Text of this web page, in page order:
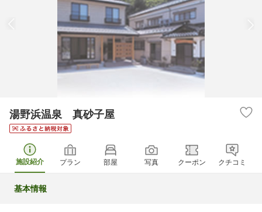
湯野浜温泉 真砂子屋
施設紹介 プラン 部屋 写真 クーポン クチコミ
基本情報